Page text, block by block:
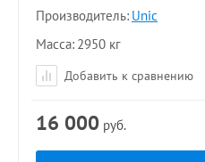
Производитель: Unic
Масса 2950 кг
Добавить к сравнению
16 000 руб.